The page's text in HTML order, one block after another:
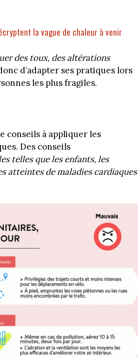
la vague de chaleur à venir
des toux, des altérations
d’adapter ses pratiques lors
les plus fragiles.
conseils à appliquer les
Des conseils
telles que les enfants, les
atteintes de maladies cardiaques